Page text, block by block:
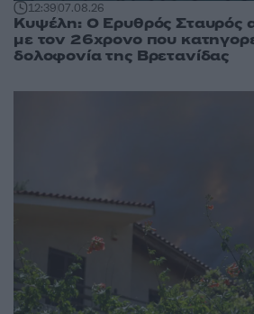
12:3907.08.26
Κυψέλη: Ο Ερυθρός Σταυρός
με τον 26χρονο που
δολοφονία της Βρετανίδας